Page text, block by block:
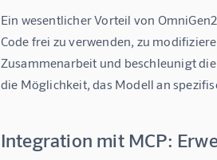
Ein wesentlicher Vorteil von
Code frei zu verwenden, zu
Zusammenarbeit und beschleunigt
die Möglichkeit, das Modell an
Integration mit MCP: